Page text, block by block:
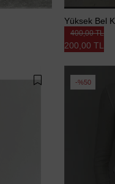
Yüksek Bel
200,00 TL
400,00 TL
%50